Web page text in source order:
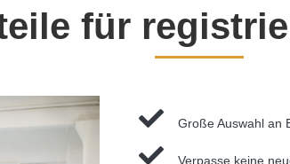
für
Große Auswahl an
Verpasse keine